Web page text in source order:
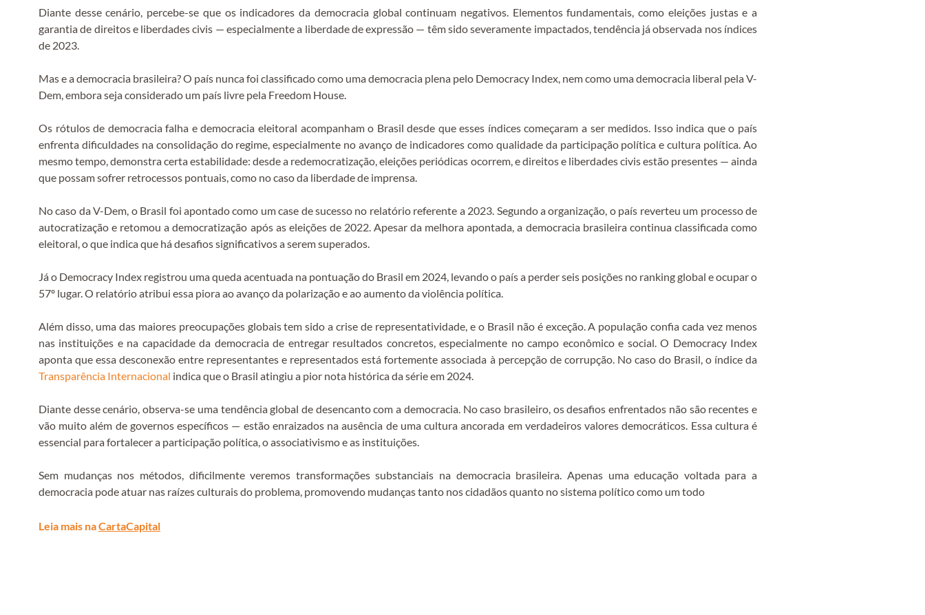
Diante desse cenário, percebe-se que os indicadores da democracia global continuam negativos. Elementos fundamentais, como eleições justas e a
garantia de direitos e liberdades civis — especialmente a liberdade de expressão — têm sido severamente impactados, tendência já observada nos índices
de 2023.
Mas e a democracia brasileira? O país nunca foi classificado como uma democracia plena pelo Democracy Index, nem como uma democracia liberal pela V-
Dem, embora seja considerado um país livre pela Freedom House.
Os rótulos de democracia falha e democracia eleitoral acompanham o Brasil desde que esses índices começaram a ser medidos. Isso indica que o país
enfrenta dificuldades na consolidação do regime, especialmente no avanço de indicadores como qualidade da participação política e cultura política. Ao
mesmo tempo, demonstra certa estabilidade: desde a redemocratização, eleições periódicas ocorrem, e direitos e liberdades civis estão presentes — ainda
que possam sofrer retrocessos pontuais, como no caso da liberdade de imprensa.
No caso da V-Dem, o Brasil foi apontado como um case de sucesso no relatório referente a 2023. Segundo a organização, o país reverteu um processo de
autocratização e retomou a democratização após as eleições de 2022. Apesar da melhora apontada, a democracia brasileira continua classificada como
eleitoral, o que indica que há desafios significativos a serem superados.
Já o Democracy Index registrou uma queda acentuada na pontuação do Brasil em 2024, levando o país a perder seis posições no ranking global e ocupar o
57º lugar. O relatório atribui essa piora ao avanço da polarização e ao aumento da violência política.
Além disso, uma das maiores preocupações globais tem sido a crise de representatividade, e o Brasil não é exceção. A população confia cada vez menos
nas instituições e na capacidade da democracia de entregar resultados concretos, especialmente no campo econômico e social. O Democracy Index
aponta que essa desconexão entre representantes e representados está fortemente associada à percepção de corrupção. No caso do Brasil, o índice da
Transparência Internacional indica que o Brasil atingiu a pior nota histórica da série em 2024.
Diante desse cenário, observa-se uma tendência global de desencanto com a democracia. No caso brasileiro, os desafios enfrentados não são recentes e
vão muito além de governos específicos — estão enraizados na ausência de uma cultura ancorada em verdadeiros valores democráticos. Essa cultura é
essencial para fortalecer a participação política, o associativismo e as instituições.
Sem mudanças nos métodos, dificilmente veremos transformações substanciais na democracia brasileira. Apenas uma educação voltada para a
democracia pode atuar nas raízes culturais do problema, promovendo mudanças tanto nos cidadãos quanto no sistema político como um todo
Leia mais naCartaCapital